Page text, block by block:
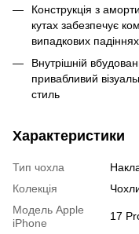
Конструкція з
кутах забезпечує
випадкових падіннях
Внутрішній
привабливий
стиль
Характеристики
Тип чохла
Колекція
Модель Apple
iPhone
17